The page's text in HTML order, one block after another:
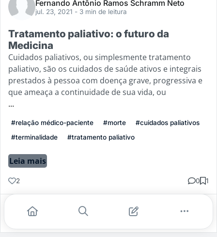
Fernando Antônio Ramos Schramm Neto
jul. 23, 2021 - 3 min de leitura
Tratamento paliativo: o futuro da
Medicina
Cuidados paliativos, ou simplesmente tratamento
paliativo, são os cuidados de saúde ativos e integrais
prestados à pessoa com doença grave, progressiva e
que ameaça a continuidade de sua vida, ou
...
#relação médico-paciente #morte
#cuidados paliativos
#terminalidade
#tratamento paliativo
Leia mais
2 0 1
Gostei Comentar Salvar